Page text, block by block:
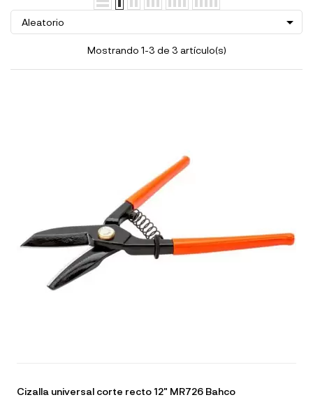
Aleatorio 
Mostrando 1-3 de 3 artículo(s)
Cizalla universal corte recto 12" MR726 Bahco